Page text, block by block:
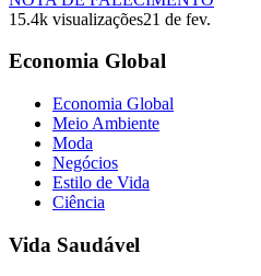
15.4k visualizações21 de fev.
Economia Global
Economia Global
Meio Ambiente
Moda
Negócios
Estilo de Vida
Ciência
Vida Saudável